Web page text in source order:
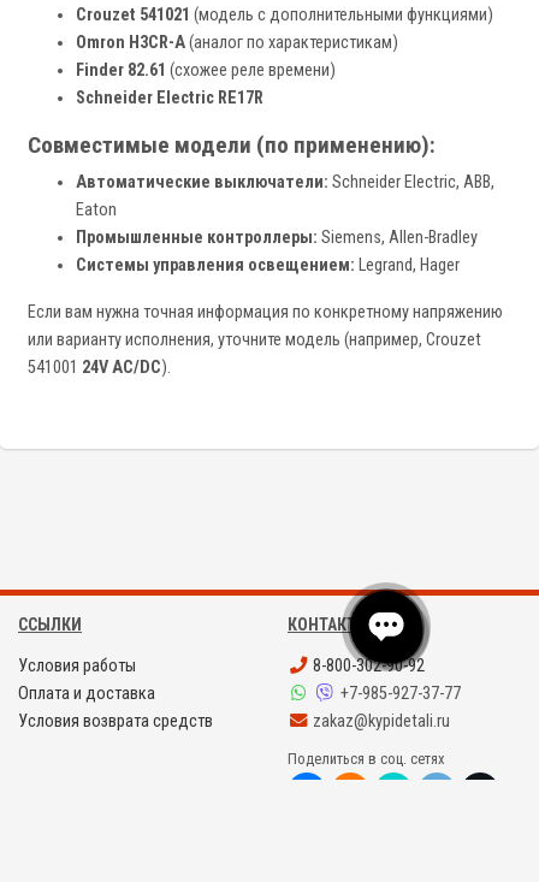
Crouzet 541021 (модель с дополнительными функциями)
Omron H3CR-A(аналог по характеристикам)
Finder 82.61 (схожее реле времени)
Schneider Electric RE17R
Совместимые модели (по применению):
Автоматические выключатели: Schneider Electric, ABB,
Eaton
Промышленные контроллеры: Siemens, Allen-Bradley
Системы управления освещением: Legrand, Hager
Если вам нужна точная информация по конкретному напряжению
или варианту исполнения, уточните модель (например, Crouzet
541001 24V AC/DC).
ССЫЛКИ
Условия работы
Оплата и доставка
Условия возврата средств
КОНТАКТЫ
8-800-302-90-92
+7-985-927-37-77
zakaz@kypidetali.ru
Поделиться в соц. сетях